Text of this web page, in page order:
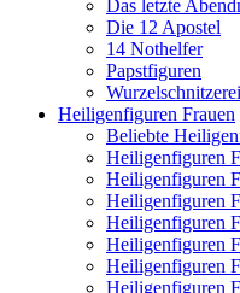
Das letzte
Die 12 Apostel
14 Nothelfer
Papstfiguren
Heiligenfiguren Frauen
Beliebte
Heiligenfiguren
Heiligenfiguren
Heiligenfiguren
Heiligenfiguren
Heiligenfiguren
Heiligenfiguren
Heiligenfiguren